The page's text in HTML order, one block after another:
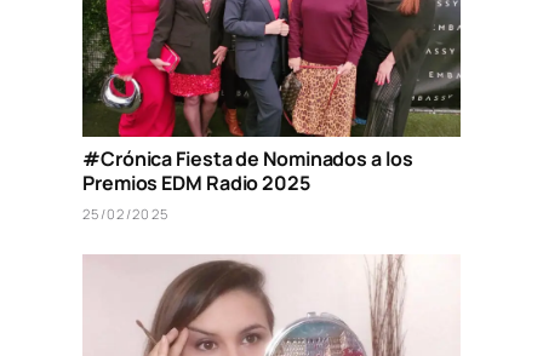
#Crónica Fiesta de Nominados a los
Premios EDM Radio 2025
25/02/2025